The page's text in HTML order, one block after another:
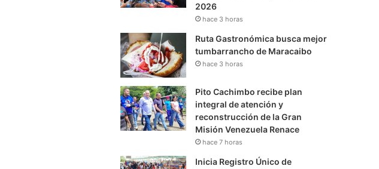
2026
hace 3 horas
Ruta Gastronómica busca mejor
tumbarrancho de Maracaibo
hace 3 horas
Pito Cachimbo recibe plan
integral de atención y
reconstrucción de la Gran
Misión Venezuela Renace
hace 7 horas
Inicia Registro Único de